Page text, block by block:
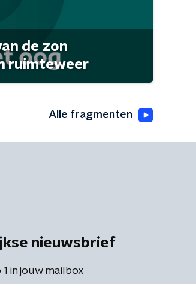
de zon
ruimteweer
Alle fragmenten
nieuwsbrief
in jouw mailbox